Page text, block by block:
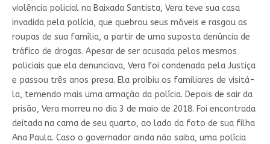
violência policial na Baixada Santista, Vera teve sua casa
invadida pela polícia, que quebrou seus móveis e rasgou as
roupas de sua família, a partir de uma suposta denúncia de
tráfico de drogas. Apesar de ser acusada pelos mesmos
policiais que ela denunciava, Vera foi condenada pela Justiça
e passou três anos presa. Ela proibiu os familiares de visitá-
la, temendo mais uma armação da polícia. Depois de sair da
prisão, Vera morreu no dia 3 de maio de 2018. Foi encontrada
deitada na cama de seu quarto, ao lado da foto de sua filha
Ana Paula. Caso o governador ainda não saiba, uma polícia